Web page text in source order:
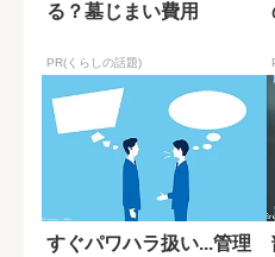
る？墓じまい費用
PR(くらしの話題)
すぐパワハラ扱い...管理